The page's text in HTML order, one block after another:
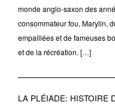
monde anglo-saxon des
consommateur fou, Marylin,
empaillées et de fameuses
et de la récréation. […]
LA PLÉIADE: HISTOIRE